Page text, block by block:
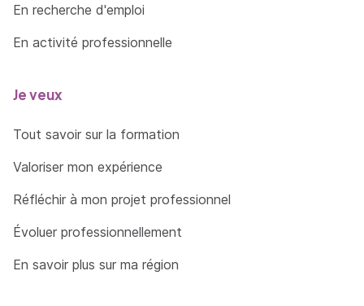
En recherche d'emploi
En activité professionnelle
Je veux
Tout savoir sur la formation
Valoriser mon expérience
Réfléchir à mon projet professionnel
Évoluer professionnellement
En savoir plus sur ma région